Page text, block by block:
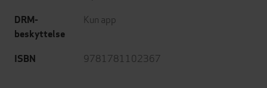
DRM-
beskyttelse
Kun app
ISBN 9781781102367